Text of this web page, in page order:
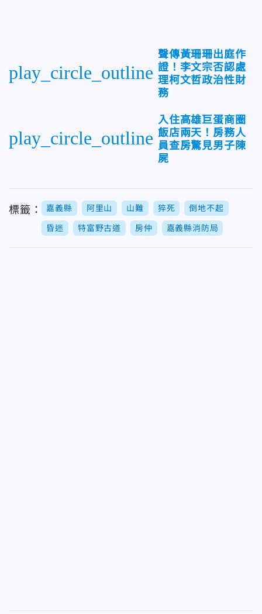
play_circle_outline
聲傳黃珊珊出庭作
證！李文宗否認處
理柯文哲政治性財
務
play_circle_outline
入住高雄巨蛋商圈
飯店兩天！房務人
員查房驚見男子陳
屍
標籤： 嘉義縣 阿里山 山難 猝死 倒地不起
昏迷 特富野古道 房仲 嘉義縣消防局